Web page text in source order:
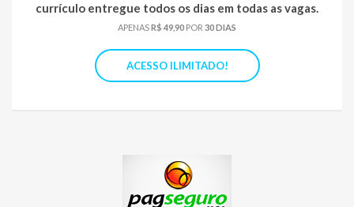
currículo entregue todos os dias em todas as vagas.
APENASR$ 49,90 POR 30 DIAS
ACESSO ILIMITADO!